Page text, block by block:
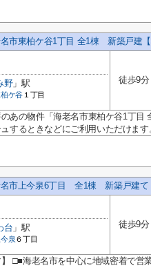
市東柏ケ谷1丁目 全1棟 新築戸建【
野」駅
ケ谷１丁目
徒歩9分
あの物件「海老名市東柏ケ谷1丁
するときなどにご利用いただけます
市上今泉6丁目 全1棟 新築戸建て
台 」駅
泉６丁目
徒歩9分
□■海老名市を中心に地域密着で